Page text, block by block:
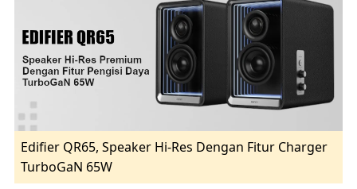
Edifier QR65, Speaker Hi-Res Dengan Fitur Charger
TurboGaN 65W